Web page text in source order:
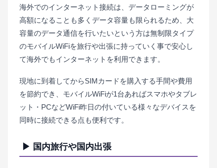
で、
特に
モバ
イル
が活
躍す
るシ
たし
海外でのインターネット接続は、データローミングが
高額になることも多くデータ容量も限られるため、大
容量のデータ通信を行いたいという方は無制限タイプ
のモバイルWiFiを旅行や出張に持っていく事で安心し
て海外でもインターネットを利用できます。
現地に到着してからSIMカードを購入する手間や費用
を節約でき、モバイルWiFiが1台あればスマホやタブレ
ット・PCなどWiFi昨日の付いている様々なデバイスを
同時に接続できる点も便利です。
▶ 国内旅行や国内出張